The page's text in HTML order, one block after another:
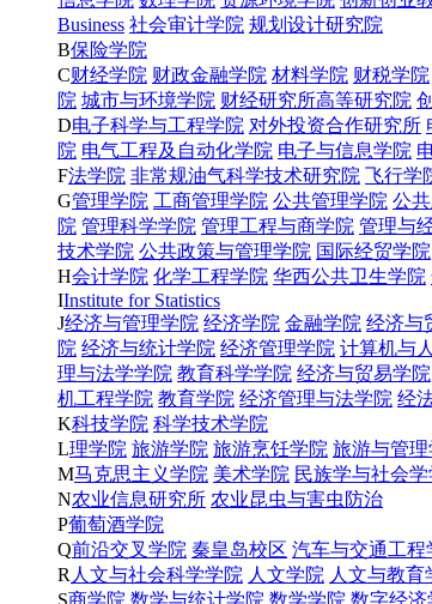
Business 社会审计学院 规划设计研究院
B保险学院
C财经学院 财政金融学院 材料学院 财税学院
院 城市与环境学院 财经研究所高等研究院
D电子科学与工程学院 对外投资合作研究所
院 电气工程及自动化学院 电子与信息学院
F法学院 非常规油气科学技术研究院 飞行学
G管理学院 工商管理学院 公共管理学院 公
院 管理科学学院 管理工程与商学院 管理与
技术学院 公共政策与管理学院 国际经贸学院
H会计学院 化学工程学院 华西公共卫生学院
IInstitute for Statistics
J经济与管理学院 经济学院 金融学院 经济与
院 经济与统计学院 经济管理学院 计算机与
理与法学学院 教育科学学院 经济与贸易学院
机工程学院 教育学院 经济管理与法学院 经
K科技学院 科学技术学院
L理学院 旅游学院 旅游烹饪学院 旅游与管理
M马克思主义学院 美术学院 民族学与社会学
N农业信息研究所 农业昆虫与害虫防治
P葡萄酒学院
Q前沿交叉学院 秦皇岛校区 汽车与交通工程
R 人文与社会科学学院 人文学院 人文与教育
S商学院 数学与统计学院 数学学院 数字经济